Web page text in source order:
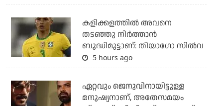
കളിക്കളത്തില്‍ അവനെ
തടഞ്ഞു നിര്‍ത്താന്‍
ബുദ്ധിമുട്ടാണ്: തിയാഗോ സില്‍വ
5 hours ago
ഏറ്റവും ജെനുവിനായിട്ടുള്ള
മനുഷ്യനാണ്, അതേസമയം